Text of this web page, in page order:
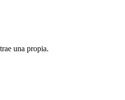
una propia.